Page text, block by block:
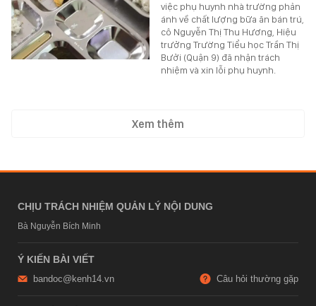
việc phụ huynh nhà trường phản
ánh về chất lượng bữa ăn bán trú,
cô Nguyễn Thị Thu Hương, Hiệu
trưởng Trường Tiểu học Trần Thị
Bưởi (Quận 9) đã nhận trách
nhiệm và xin lỗi phụ huynh.
Xem thêm
CHỊU TRÁCH NHIỆM QUẢN LÝ NỘI DUNG
Bà Nguyễn Bích Minh
Ý KIẾN BÀI VIẾT
bandoc@kenh14.vn Câu hỏi thường gặp